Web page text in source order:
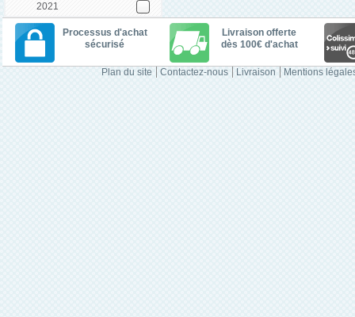
2021
Processus d'achat
sécurisé
Livraison offerte
dès 100€ d'achat
Plan du site Contactez-nous Livraison Mentions